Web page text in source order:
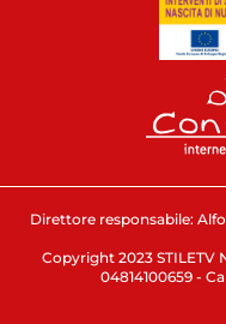
Direttore responsabile:
Copyright 2023 STILETV
04814100659 -